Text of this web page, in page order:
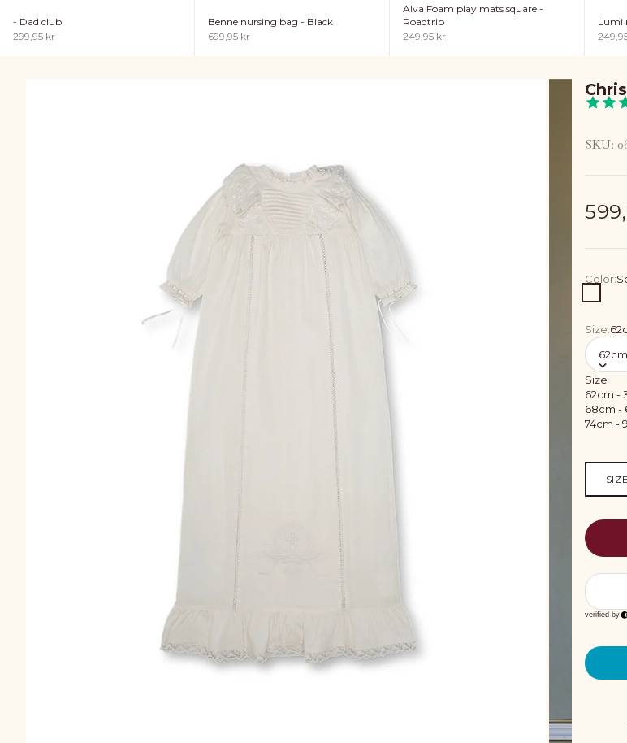
- Dad club
Sale price
299,95 kr
Benne nursing bag - Black
Sale price
699,95 kr
Alva Foam play mats square -
Roadtrip
Sale price
249,95 kr
Lumi
Sale
SKU:
Color:
Sea salt
Size:
Size
62cm -
68cm -
74cm -